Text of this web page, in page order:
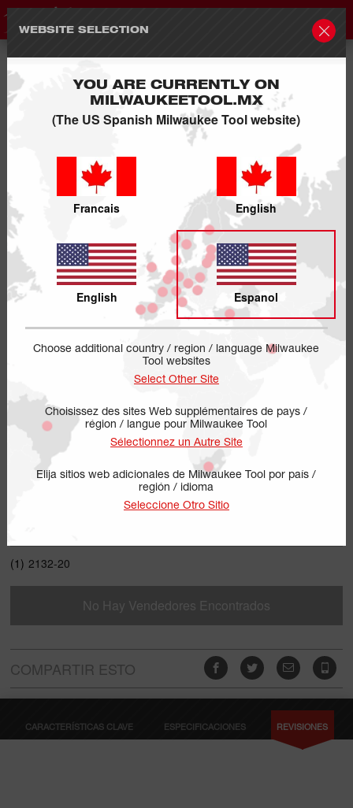
WEBSITE SELECTION
YOU ARE CURRENTLY ON
MILWAUKEETOOL.MX
(The US Spanish Milwaukee Tool website)
Francais English
English Espanol
Choose additional country / region / language Milwaukee
Tool websites
Select Other Site
Choisissez des sites Web supplémentaires de pays /
région / langue pour Milwaukee Tool
Sélectionnez un Autre Site
Elija sitios web adicionales de Milwaukee Tool por país /
región / idioma
Seleccione Otro Sitio
(1) 2132-20
No Hay Vendedores Encontrados
COMPARTIR ESTO
CARACTERÍSTICAS CLAVE ESPECIFICACIONES REVISIONES